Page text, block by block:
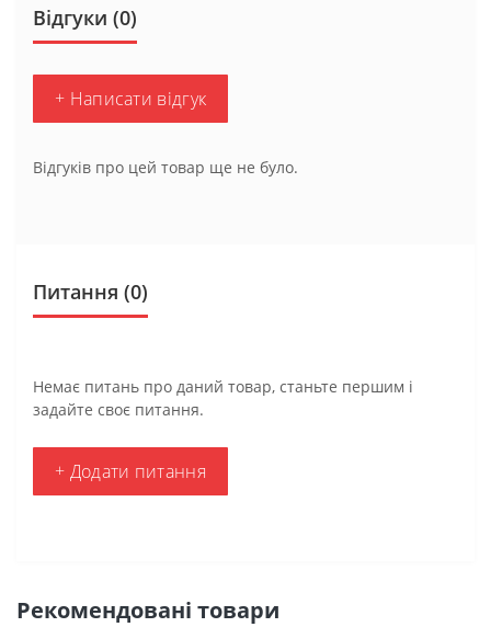
Відгуки (0)
+ Написати відгук
Відгуків про цей товар ще не було.
Питання (0)
Немає питань про даний товар, станьте першим і
задайте своє питання.
+ Додати питання
Рекомендовані товари